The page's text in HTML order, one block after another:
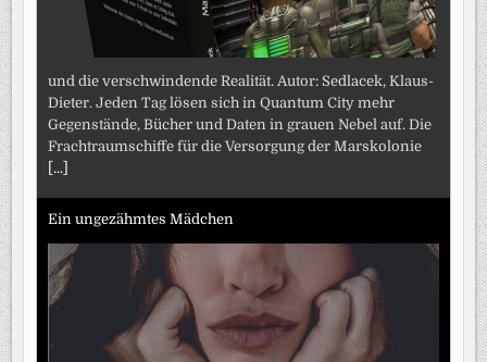
und die verschwindende Realität. Autor: Sedlacek, Klaus-
Dieter. Jeden Tag lösen sich in Quantum City mehr
Gegenstände, Bücher und Daten in grauen Nebel auf. Die
Frachtraumschiffe für die Versorgung der Marskolonie
[...]
Ein ungezähmtes Mädchen